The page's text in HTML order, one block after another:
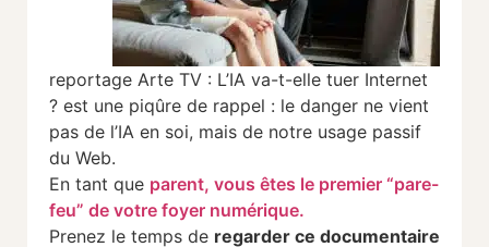
reportage Arte TV : L’IA va-t-elle tuer Internet
? est une piqûre de rappel : le danger ne vient
pas de l’IA en soi, mais de notre usage passif
du Web.
En tant que parent, vous êtes le premier “pare-
feu” de votre foyer numérique.
Prenez le temps de regarder ce documentaire